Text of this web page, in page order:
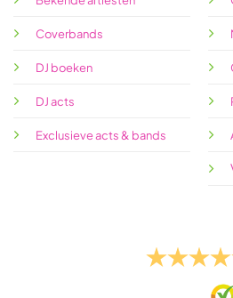
Coverbands
DJ boeken
DJ acts
Exclusieve acts & bands